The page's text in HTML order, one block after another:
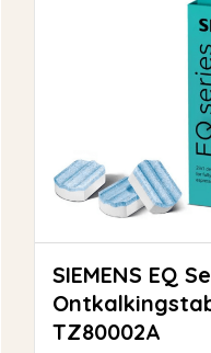
SIEMENS EQ Series - 2in1
TZ80002A